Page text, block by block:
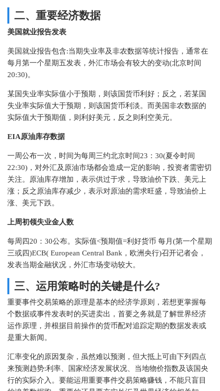
二、重要经济数据
美国就业报告发表
美国就业报告包含:当期失业率及非农数据等统计报告，通常在
每月第一个星期五发表，外汇市场会有较大的变动(北京时间
20:30)。
某国失业率实际值小于预期，则该国货币利好；反之，若某国
失业率实际值大于预期，则该国货币利淡。而美国非农数据的
实际值大于预期值，则利好美元，反之则利空美元。
EIA原油库存数据
一周公布一次，时间为每周三约北京时间23：30(夏令时间
22:30)，对外汇及原油市场都会造成一定的影响，投资者需密切
关注。原油库存增加，表示供过于求，导致油价下跌、美元上
涨；反之原油库存减少，表示对原油的需求旺盛，导致油价上
涨、美元下跌。
上周初领失业金人数
每周四20：30公布。实际值<预期值=利好货币 每月(第一个星期
三或四)ECB( European Central Bank，欧洲央行)召开记者会，
发表当期金融状况，外汇市场变动较大。
三、运用策略时的关键是什么?
重要事件交易策略的原理是基本的经济学原则，若想更掌握每
个数据或事件发表时的买进卖出，首要之务就是了解世界经济
运作原理，并根据目前操作的货币配对追踪定期的数据发表或
是重大新闻。
汇率变化的原因复杂，虽然难以预测，但大抵上可由下列四点
来预测趋势:利率、国家经济发展状况、当地物价指数及该国央
行的实际介入。要能运用重要事件交易策略赚钱，不能只盲目